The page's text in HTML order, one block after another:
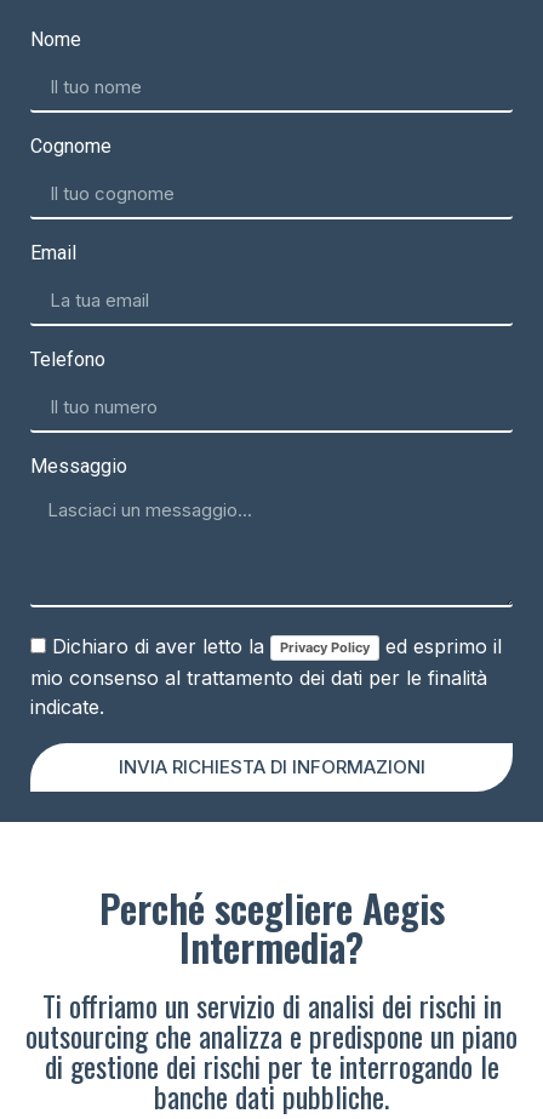
Nome
Cognome
Email
Telefono
Messaggio
Dichiaro di aver letto la Privacy Policy
ed esprimo il
mio consenso al trattamento dei dati per le finalità
indicate.
INVIA RICHIESTA DI INFORMAZIONI
Perché scegliere Aegis
Intermedia?
Ti offriamo un servizio di analisi dei rischi in
outsourcing che analizza e predispone un piano
di gestione dei rischi per te interrogando le
banche dati pubbliche.